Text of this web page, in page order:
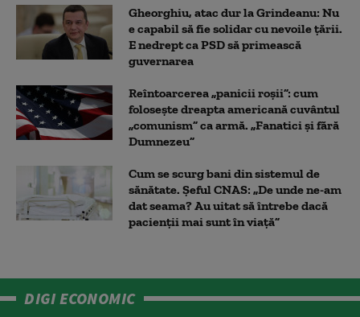
Gheorghiu, atac dur la Grindeanu: Nu
e capabil să fie solidar cu nevoile țării.
E nedrept ca PSD să primească
guvernarea
Reîntoarcerea „panicii roșii”: cum
folosește dreapta americană cuvântul
„comunism” ca armă. „Fanatici și fără
Dumnezeu”
Cum se scurg bani din sistemul de
sănătate. Șeful CNAS: „De unde ne-am
dat seama? Au uitat să întrebe dacă
pacienții mai sunt în viață”
DIGI ECONOMIC